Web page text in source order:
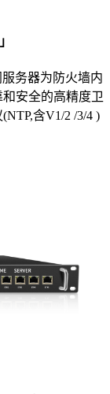
务器为防火墙内
安全的高精度卫
含V1/2 /3/4 )